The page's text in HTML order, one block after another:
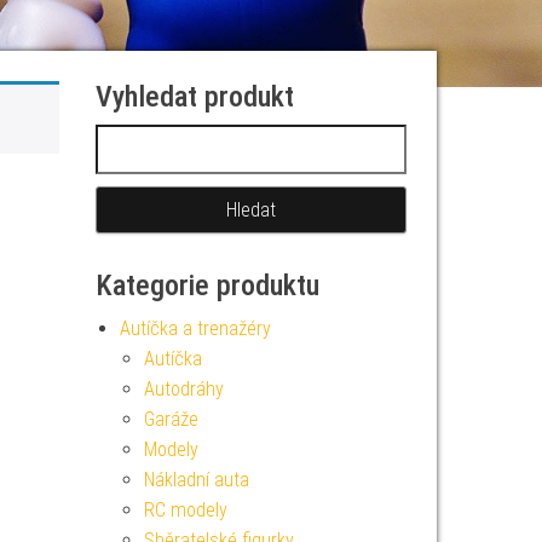
Vyhledat produkt
Kategorie produktu
Autíčka a trenažéry
Autíčka
Autodráhy
Garáže
Modely
Nákladní auta
RC modely